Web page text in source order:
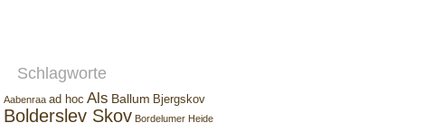
Schlagworte
Aabenraa ad hoc Als Ballum Bjergskov
Bolderslev Skov Bordelumer Heide